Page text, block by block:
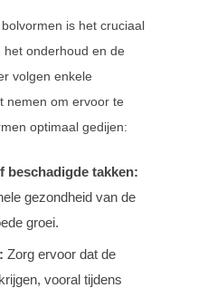
is het cruciaal
onderhoud en de
volgen enkele
nemen om ervoor te
optimaal gedijen:
beschadigde takken:
gezondheid van de
groei.
Zorg ervoor dat de
vooral tijdens